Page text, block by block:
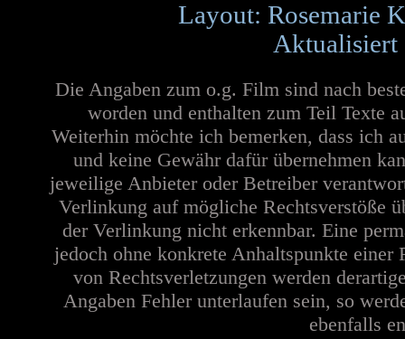
Layout: Rosemarie
Aktualisiert
Die Angaben zum o.g. Film sind nach
worden und enthalten zum Teil Texte
Weiterhin möchte ich bemerken, dass ich
und keine Gewähr dafür übernehmen
jeweilige Anbieter oder Betreiber
Verlinkung auf mögliche Rechtsverstöße
der Verlinkung nicht erkennbar. Eine
jedoch ohne konkrete Anhaltspunkte
von Rechtsverletzungen werden
Angaben Fehler unterlaufen sein, so
ebenfalls